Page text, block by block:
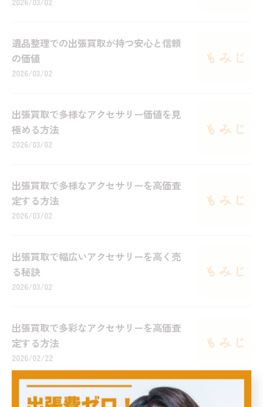
遺品整理での出張買取が持つ安心と信頼
の価値
2026/03/02
出張買取で多様なアクセサリー価値を見
極める方法
2026/03/02
出張買取で多様なアクセサリーを高価査
定する方法
2026/03/02
出張買取で幅広いアクセサリーを高く売
る秘訣
2026/03/02
出張買取で多彩なアクセサリーを高価査
定する方法
2026/02/22
出張買取で幅広いアクセサリーを高額査